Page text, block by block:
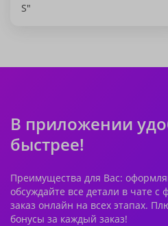
S"
В приложении
быстрее!
Преимущества для Вас:
обсуждайте все детали в чате с
заказ онлайн на всех этапах.
бонусы за каждый заказ!